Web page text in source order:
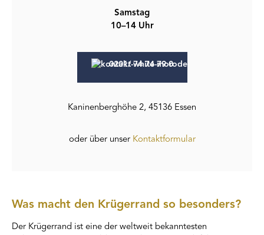
Samstag
10–14 Uhr
0201/ 74 74 79 0
Kaninenberghöhe 2, 45136 Essen
oder über unser Kontaktformular
Was macht den Krügerrand so besonders?
Der Krügerrand ist eine der weltweit bekanntesten